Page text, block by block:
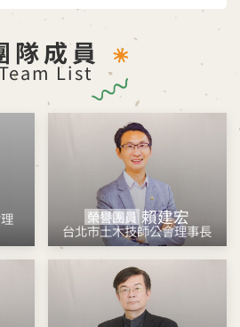
隊成員
List
榮譽團員 賴建宏
台北市土木技師公會理事長